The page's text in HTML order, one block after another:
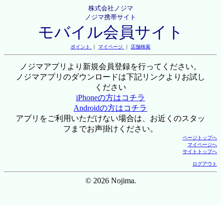
株式会社ノジマ
ノジマ携帯サイト
モバイル会員サイト
ポイント ｜ マイページ ｜ 店舗検索
ノジマアプリより新規会員登録を行ってください。
ノジマアプリのダウンロードは下記リンクよりお試し
ください
iPhoneの方はコチラ
Androidの方はコチラ
アプリをご利用いただけない場合は、お近くのスタッ
フまでお声掛けください。
ページトップへ
マイページへ
サイトトップへ
ログアウト
© 2026 Nojima.